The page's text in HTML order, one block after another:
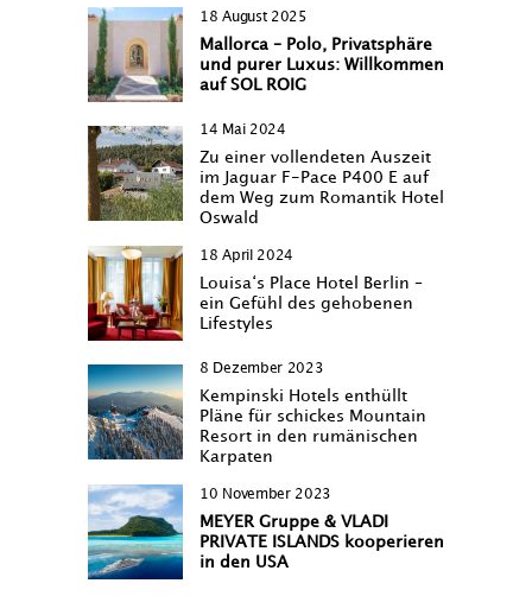
18 August 2025
Mallorca – Polo, Privatsphäre
und purer Luxus: Willkommen
auf SOL ROIG
14 Mai 2024
Zu einer vollendeten Auszeit
im Jaguar F-Pace P400 E auf
dem Weg zum Romantik Hotel
Oswald
18 April 2024
Louisa‘s Place Hotel Berlin –
ein Gefühl des gehobenen
Lifestyles
8 Dezember 2023
Kempinski Hotels enthüllt
Pläne für schickes Mountain
Resort in den rumänischen
Karpaten
10 November 2023
MEYER Gruppe & VLADI
PRIVATE ISLANDS kooperieren
in den USA